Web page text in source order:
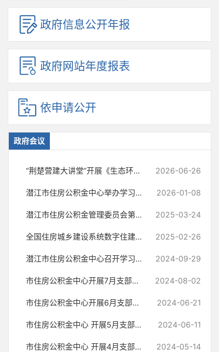
政府信息公开年报
政府网站年度报表
依申请公开
政府会议
“荆楚营建大讲堂”开展《生态环境法典》专题学习 2026-06-26
潜江市住房公积金中心举办学习贯彻党的二十届四中全会精神宣讲会 2026-01-08
潜江市住房公积金管理委员会第二十一次工作会议召开 2025-03-24
全国住房城乡建设系统数字住建建设推进会在重庆召开 2025-02-26
潜江市住房公积金中心召开学习贯彻党的二十届三中全会精神宣讲会 2024-09-29
市住房公积金中心开展7月支部主题党日活动 2024-08-02
市住房公积金中心开展6月支部主题党日活动 2024-06-21
市住房公积金中心 开展5月支部主题党日活动 2024-06-11
市住房公积金中心 开展4月支部主题党日活动 2024-05-14